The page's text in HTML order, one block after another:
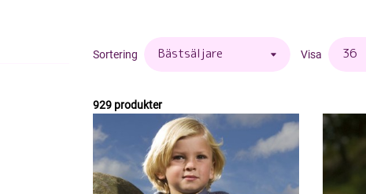
Sortering Visa
929 produkter